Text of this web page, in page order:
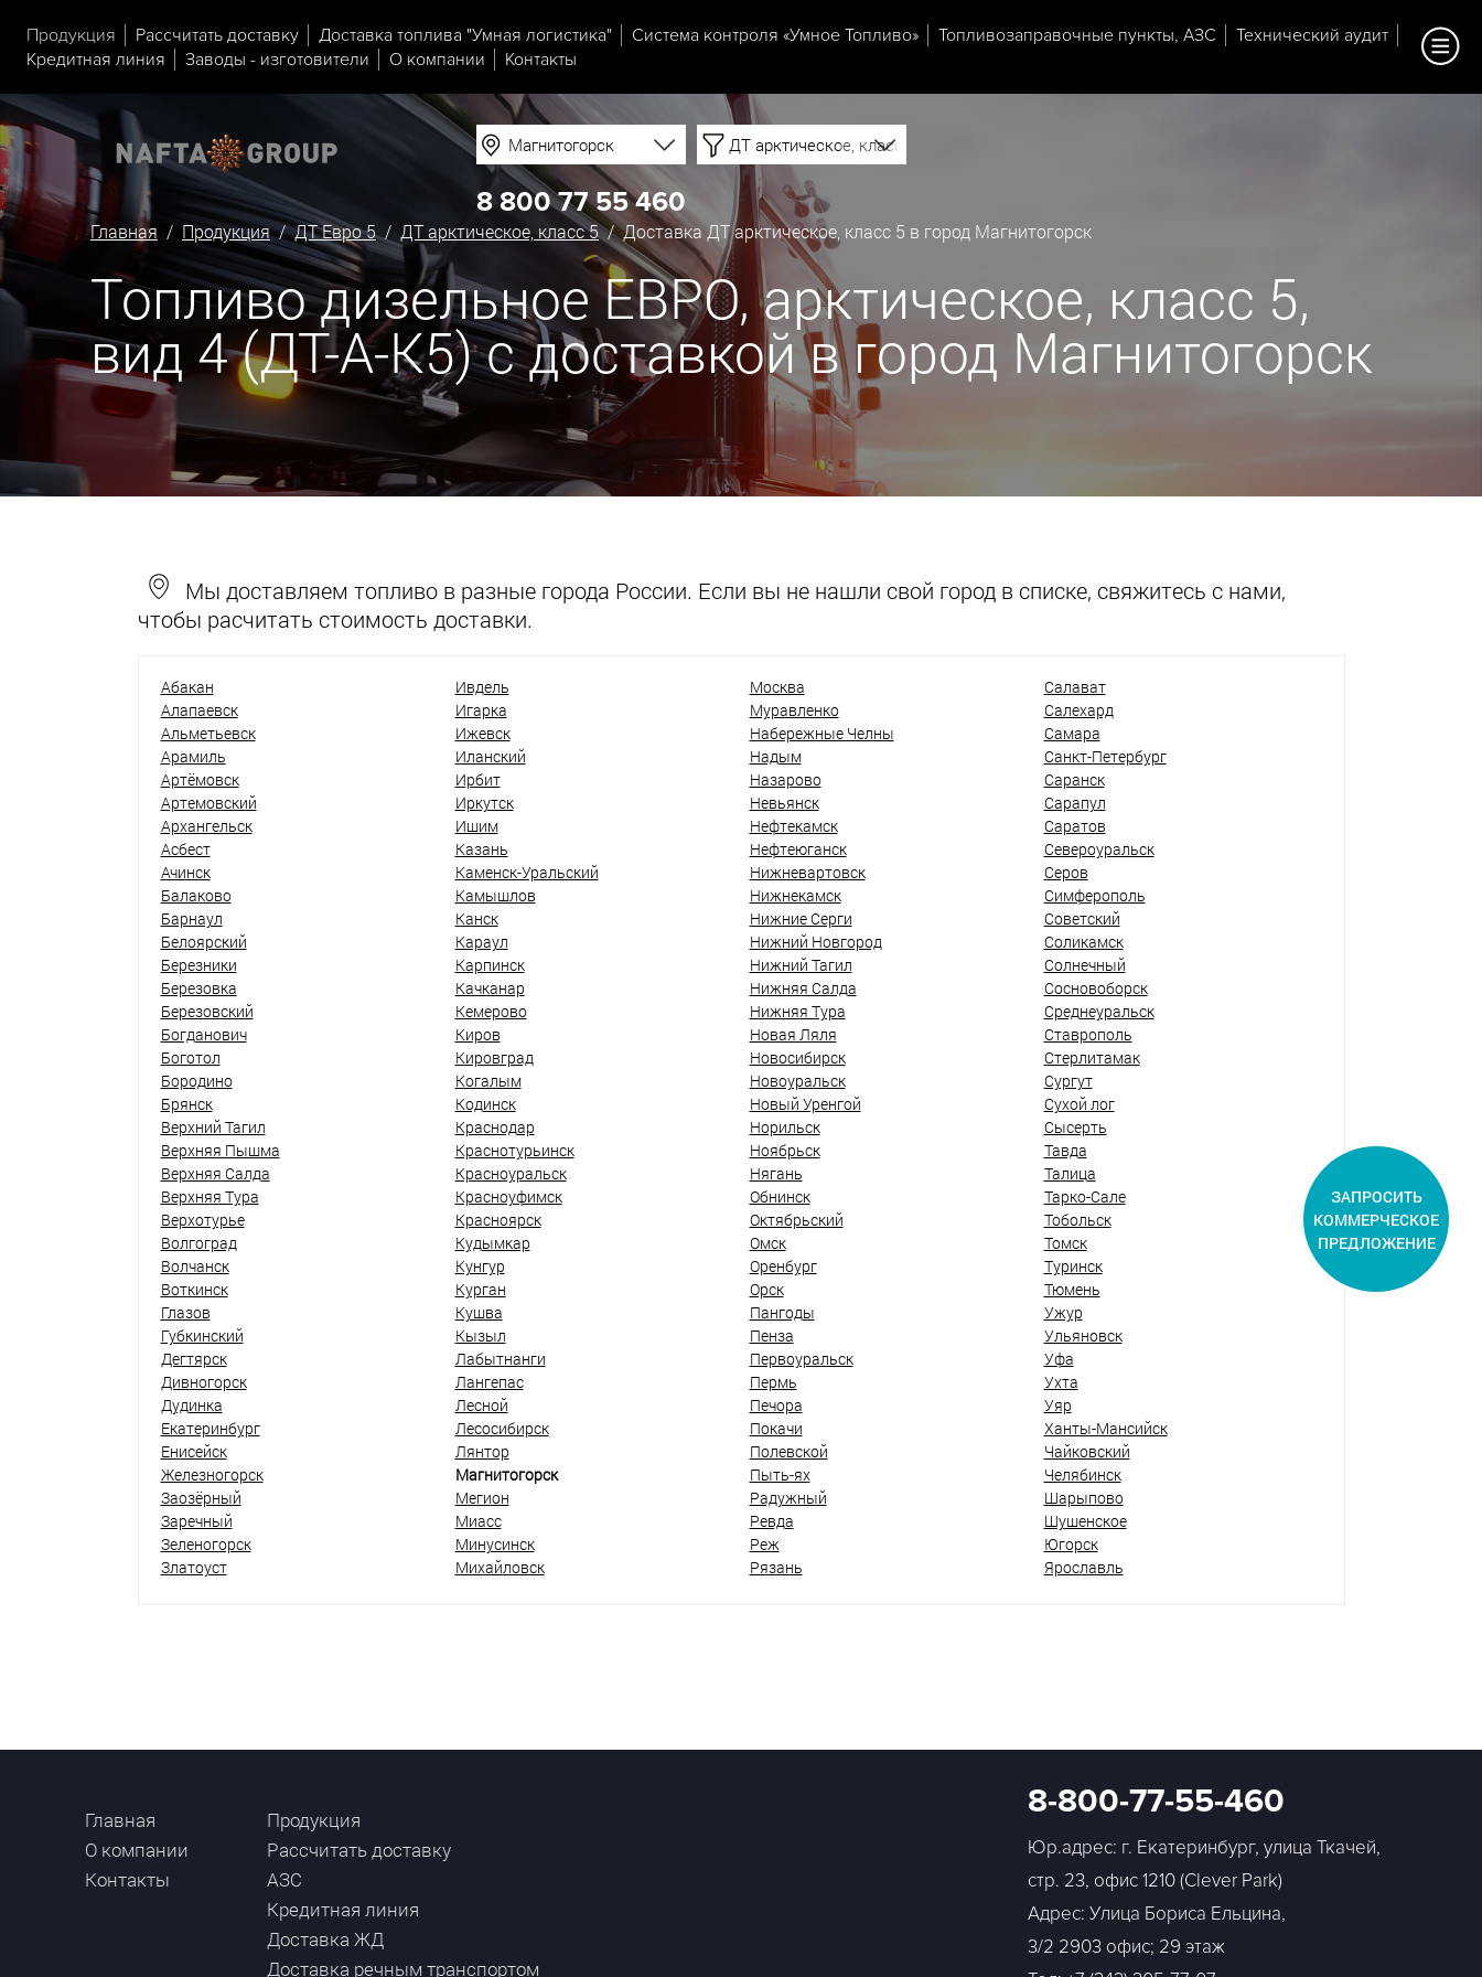
Продукция Рассчитать доставку Доставка топлива "Умная логистика" Система контроля «Умное Топливо» Топливозаправочные пункты, АЗС
Технический аудит
Кредитная линия
Заводы - изготовители О компании Контакты
Магнитогорск ДТ арктическое, класс 5
8 800 77 55 460
Главная / Продукция/ДТ Евро 5/ ДТ арктическое, класс 5/ Доставка ДТ арктическое, класс 5 в город Магнитогорск
Топливо дизельное ЕВРО, арктическое, класс 5,
вид 4 (ДТ-А-К5) с доставкой в город Магнитогорск
Мы доставляем топливо в разные города России. Если вы не нашли свой город в списке, свяжитесь с нами,
чтобы расчитать стоимость доставки.
Абакан
Алапаевск
Альметьевск
Арамиль
Артёмовск
Артемовский
Архангельск
Асбест
Ачинск
Балаково
Барнаул
Белоярский
Березники
Березовка
Березовский
Богданович
Боготол
Бородино
Брянск
Верхний Тагил
Верхняя Пышма
Верхняя Салда
Верхняя Тура
Верхотурье
Волгоград
Волчанск
Воткинск
Глазов
Губкинский
Дегтярск
Дивногорск
Дудинка
Екатеринбург
Енисейск
Железногорск
Заозёрный
Заречный
Зеленогорск
Златоуст
Ивдель
Игарка
Ижевск
Иланский
Ирбит
Иркутск
Ишим
Казань
Каменск-Уральский
Камышлов
Канск
Караул
Карпинск
Качканар
Кемерово
Киров
Кировград
Когалым
Кодинск
Краснодар
Краснотурьинск
Красноуральск
Красноуфимск
Красноярск
Кудымкар
Кунгур
Курган
Кушва
Кызыл
Лабытнанги
Лангепас
Лесной
Лесосибирск
Лянтор
Магнитогорск
Мегион
Миасс
Минусинск
Михайловск
Москва
Муравленко
Набережные Челны
Надым
Назарово
Невьянск
Нефтекамск
Нефтеюганск
Нижневартовск
Нижнекамск
Нижние Серги
Нижний Новгород
Нижний Тагил
Нижняя Салда
Нижняя Тура
Новая Ляля
Новосибирск
Новоуральск
Новый Уренгой
Норильск
Ноябрьск
Нягань
Обнинск
Октябрьский
Омск
Оренбург
Орск
Пангоды
Пенза
Первоуральск
Пермь
Печора
Покачи
Полевской
Пыть-ях
Радужный
Ревда
Реж
Рязань
Салават
Салехард
Самара
Санкт-Петербург
Саранск
Сарапул
Саратов
Североуральск
Серов
Симферополь
Советский
Соликамск
Солнечный
Сосновоборск
Среднеуральск
Ставрополь
Стерлитамак
Сургут
Сухой лог
Сысерть
Тавда
Талица
Тарко-Сале
Тобольск
Томск
Туринск
Тюмень
Ужур
Ульяновск
Уфа
Ухта
Уяр
Ханты-Мансийск
Чайковский
Челябинск
Шарыпово
Шушенское
Югорск
Ярославль
Главная
О компании
Контакты
Продукция
Рассчитать доставку
АЗС
Кредитная линия
Доставка ЖД
Доставка речным транспортом
8-800-77-55-460
Юр.адрес: г. Екатеринбург, улица Ткачей,
стр. 23, офис 1210 (Clever Park)
Адрес: Улица Бориса Ельцина,
3/2 2903 офис; 29 этаж
ЗАПРОСИТЬ
КОММЕРЧЕСКОЕ
ПРЕДЛОЖЕНИЕ